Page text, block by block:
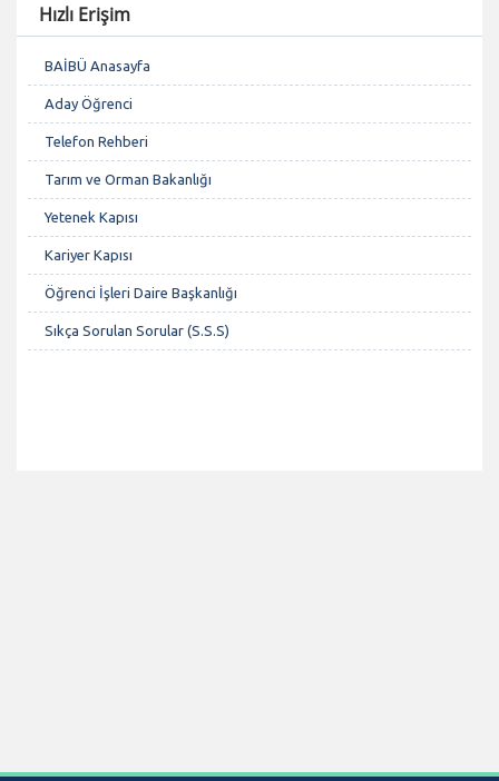
Hızlı Erişim
BAİBÜ Anasayfa
Aday Öğrenci
Telefon Rehberi
Tarım ve Orman Bakanlığı
Yetenek Kapısı
Kariyer Kapısı
Öğrenci İşleri Daire Başkanlığı
Sıkça Sorulan Sorular (S.S.S)